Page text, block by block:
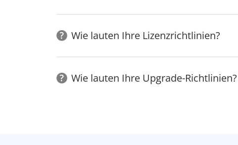
Wie lauten Ihre Lizenzrichtlinien?
Wie lauten Ihre Upgrade-Richtlinien?